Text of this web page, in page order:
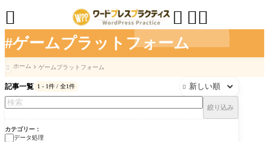
#ゲームプラットフォーム
 

 ホーム ゲームプラットフォーム
記事一覧 1 - 1件 / 全1件 
絞り込み
カテゴリー
データ処理